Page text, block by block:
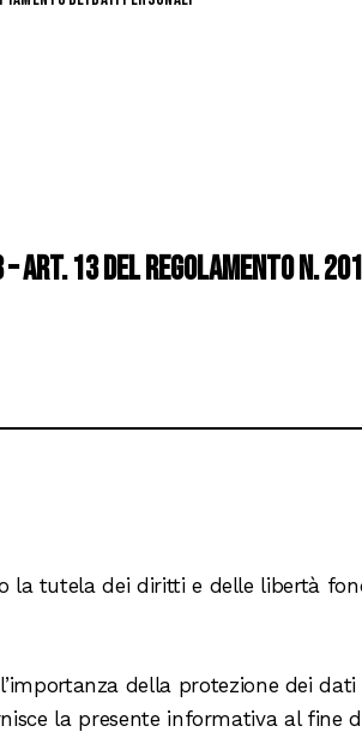
art. 13 del Regolamento n.
la tutela dei diritti e delle libertà
della protezione dei
la presente informativa al fine